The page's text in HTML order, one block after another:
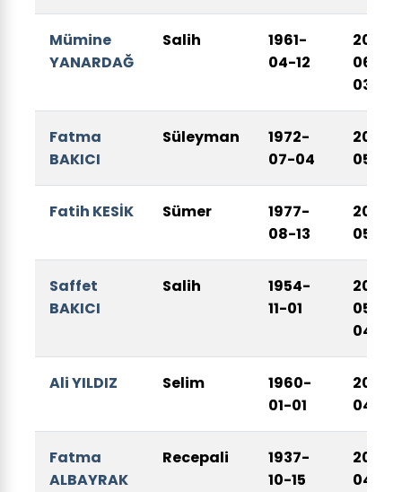
Mümine
YANARDAĞ
Salih
1961-
04-12
2026-
06-
03
Fatma
BAKICI
Süleyman
1972-
07-04
2026-
05-11
Fatih KESİK Sümer
1977-
08-13
2026-
05-07
Saffet
BAKICI
Salih
1954-
11-01
2026-
05-
04
Ali YILDIZ Selim
1960-
01-01
2026-
04-25
Fatma
ALBAYRAK
Recepali
1937-
10-15
2026-
04-12